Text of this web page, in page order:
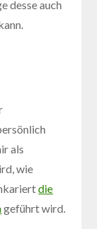
desse auch
als
wie
die
geführt wird.